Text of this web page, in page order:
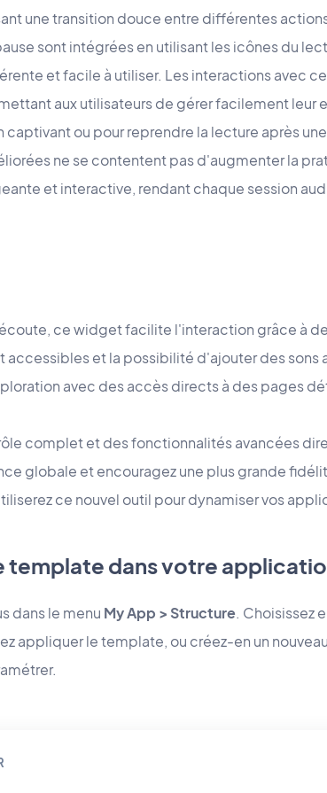
une transition douce entre différentes
sont intégrées en utilisant les icônes du
et facile à utiliser. Les interactions avec
aux utilisateurs de gérer facilement leur
captivant ou pour reprendre la lecture après
ne se contentent pas d'augmenter la
et interactive, rendant chaque session
ce widget facilite l'interaction grâce à
et la possibilité d'ajouter des sons
avec des accès directs à des pages
complet et des fonctionnalités avancées
globale et encouragez une plus grande
ce nouvel outil pour dynamiser vos
template dans votre
dans le menu My App > Structure. Choisissez
appliquer le template, ou créez-en un